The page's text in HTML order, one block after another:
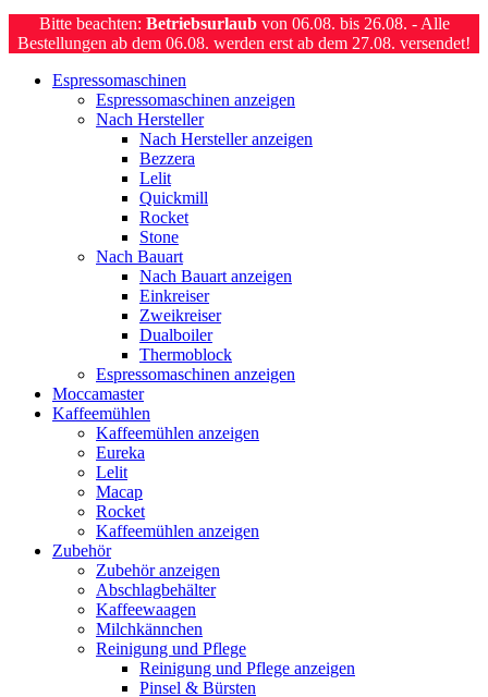
Bitte beachten: Betriebsurlaubvon 06.08. bis 26.08. - Alle
Bestellungen ab dem 06.08. werden erst ab dem 27.08. versendet!
Espressomaschinen
Espressomaschinen anzeigen
Nach Hersteller
Nach Hersteller anzeigen
Bezzera
Lelit
Quickmill
Rocket
Stone
Nach Bauart
Nach Bauart anzeigen
Einkreiser
Zweikreiser
Dualboiler
Thermoblock
Espressomaschinen anzeigen
Moccamaster
Kaffeemühlen
Kaffeemühlen anzeigen
Eureka
Lelit
Macap
Rocket
Kaffeemühlen anzeigen
Zubehör
Zubehör anzeigen
Abschlagbehälter
Kaffeewaagen
Milchkännchen
Reinigung und Pflege
Reinigung und Pflege anzeigen
Pinsel & Bürsten